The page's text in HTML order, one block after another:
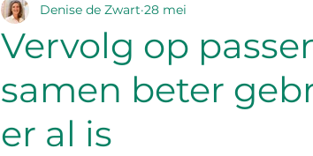
Vervolg op
samen beter
er al is
Denise de Zwart 28 mei